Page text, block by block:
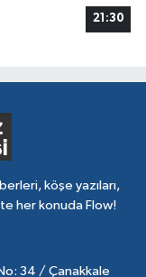
21:30
köşe yazıları,
her konuda Flow!
34 / Çanakkale